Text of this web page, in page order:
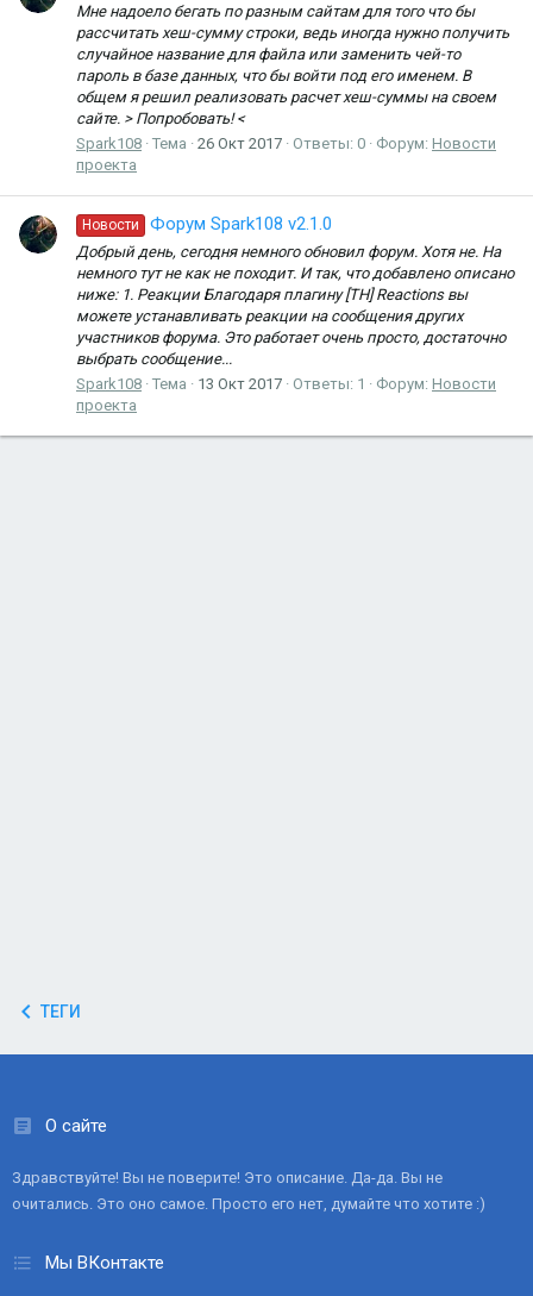
Мне надоело бегать по разным сайтам для того что бы
рассчитать хеш-сумму строки, ведь иногда нужно получить
случайное название для файла или заменить чей-то
пароль в базе данных, что бы войти под его именем. В
общем я решил реализовать расчет хеш-суммы на своем
сайте. > Попробовать! <
Spark108 Тема 26 Окт 2017 Ответы: 0 Форум: Новости
проекта
Новости Форум Spark108 v2.1.0
Добрый день, сегодня немного обновил форум. Хотя не. На
немного тут не как не походит. И так, что добавлено описано
ниже: 1. Реакции Благодаря плагину [TH] Reactions вы
можете устанавливать реакции на сообщения других
участников форума. Это работает очень просто, достаточно
выбрать сообщение...
Spark108 Тема 13 Окт 2017 Ответы: 1 Форум: Новости
проекта
ТЕГИ
О сайте
Здравствуйте! Вы не поверите! Это описание. Да-да. Вы не
очитались. Это оно самое. Просто его нет, думайте что хотите :)
Мы ВКонтакте